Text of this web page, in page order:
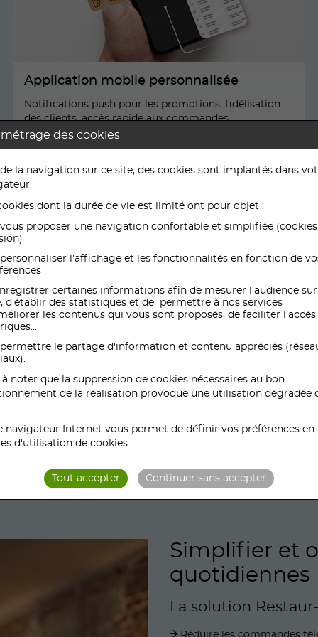
Application mobile personnalisée
Notifications push pour les promotions, fidélisation
des clients, accès rapide aux commandes.
pour renforcer la relation client et
en main, sans
site internet marchand et d’une
redevable de frais de location mensuels,
Simplifier et
quotidiennes
La solution
des cookies
de la navigation sur ce site, des cookies sont implantés dans
dont la durée de vie est limité ont pour objet :
vous proposer une navigation confortable et simplifiée
personnaliser l'affichage et les fonctionnalités en fonction de
certaines informations afin de mesurer l'audience
d'établir des statistiques et de permettre à nos services
les contenus qui vous sont proposés, de faciliter l'accès
permettre le partage d'information et contenu appréciés
à noter que la suppression de cookies nécessaires au bon
de la réalisation provoque une utilisation dégradée
navigateur Internet vous permet de définir vos préférences en
d'utilisation de cookies.
Tout accepter Continuer sans accepter